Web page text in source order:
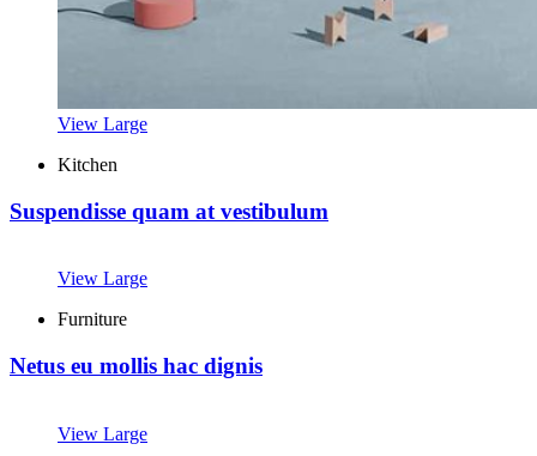
View Large
Kitchen
Suspendisse quam at vestibulum
View Large
Furniture
Netus eu mollis hac dignis
View Large